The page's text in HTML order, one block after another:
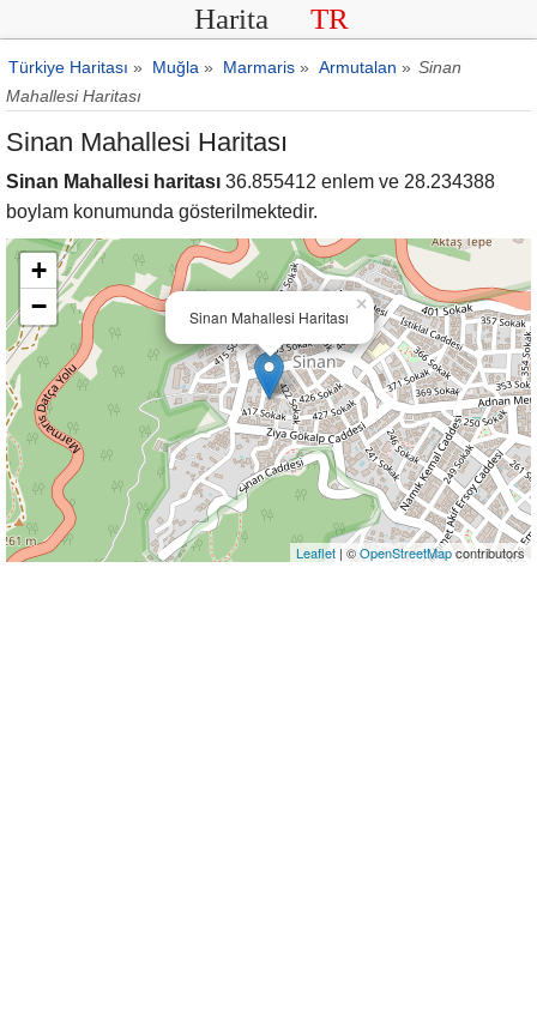
Harita TR
Türkiye Haritası » Muğla » Marmaris » Armutalan » Sinan
Mahallesi Haritası
Sinan Mahallesi Haritası
Sinan Mahallesi haritası 36.855412 enlem ve 28.234388
boylam konumunda gösterilmektedir.
Sinan Mahallesi Haritası
×
+
−
Leaflet | ©OpenStreetMapcontributors